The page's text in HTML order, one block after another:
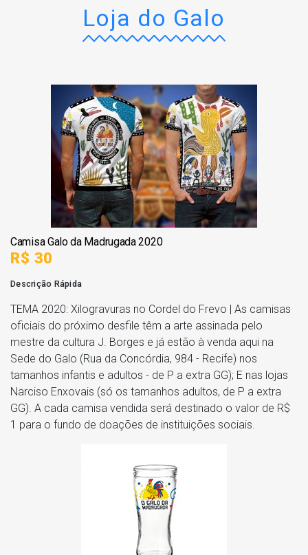
Loja do Galo
Camisa Galo da Madrugada 2020
R$ 30
Descrição Rápida
TEMA 2020: Xilogravuras no Cordel do Frevo | As camisas
oficiais do próximo desfile têm a arte assinada pelo
mestre da cultura J. Borges e já estão à venda aqui na
Sede do Galo (Rua da Concórdia, 984 - Recife) nos
tamanhos infantis e adultos - de P a extra GG); E nas lojas
Narciso Enxovais (só os tamanhos adultos, de P a extra
GG). A cada camisa vendida será destinado o valor de R$
1 para o fundo de doações de instituições sociais.